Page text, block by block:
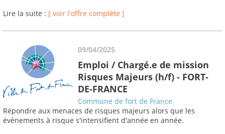
Lire la suite : [ voir l'offre complète ]
09/04/2025
Emploi / Chargé.e de mission
Risques Majeurs (h/f) - FORT-
DE-FRANCE
Commune de fort de France
Répondre aux menaces de risques majeurs alors que les
évènements à risque s'intensifient d'année en année.